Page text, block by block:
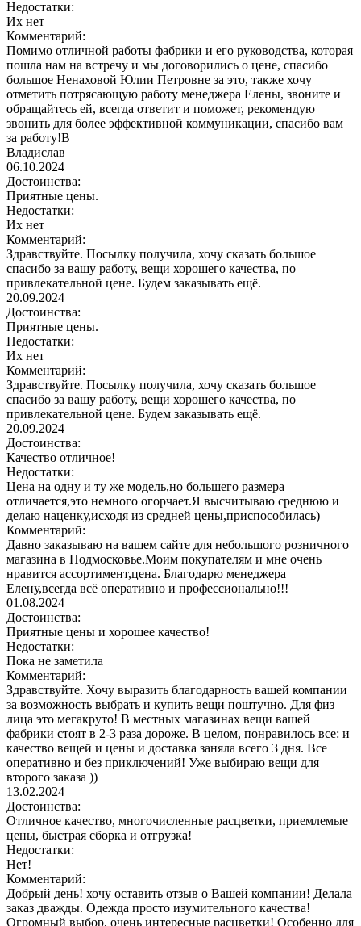
Недостатки:
Их нет
Комментарий:
Помимо отличной работы фабрики и его руководства, которая
пошла нам на встречу и мы договорились о цене, спасибо
большое Ненаховой Юлии Петровне за это, также хочу
отметить потрясающую работу менеджера Елены, звоните и
обращайтесь ей, всегда ответит и поможет, рекомендую
звонить для более эффективной коммуникации, спасибо вам
за работу!В
Владислав
06.10.2024
Достоинства:
Приятные цены.
Недостатки:
Их нет
Комментарий:
Здравствуйте. Посылку получила, хочу сказать большое
спасибо за вашу работу, вещи хорошего качества, по
привлекательной цене. Будем заказывать ещё.
20.09.2024
Достоинства:
Приятные цены.
Недостатки:
Их нет
Комментарий:
Здравствуйте. Посылку получила, хочу сказать большое
спасибо за вашу работу, вещи хорошего качества, по
привлекательной цене. Будем заказывать ещё.
20.09.2024
Достоинства:
Качество отличное!
Недостатки:
Цена на одну и ту же модель,но большего размера
отличается,это немного огорчает.Я высчитываю среднюю и
делаю наценку,исходя из средней цены,приспособилась)
Комментарий:
Давно заказываю на вашем сайте для небольшого розничного
магазина в Подмосковье.Моим покупателям и мне очень
нравится ассортимент,цена. Благодарю менеджера
Елену,всегда всё оперативно и профессионально!!!
01.08.2024
Достоинства:
Приятные цены и хорошее качество!
Недостатки:
Пока не заметила
Комментарий:
Здравствуйте. Хочу выразить благодарность вашей компании
за возможность выбрать и купить вещи поштучно. Для физ
лица это мегакруто! В местных магазинах вещи вашей
фабрики стоят в 2-3 раза дороже. В целом, понравилось все: и
качество вещей и цены и доставка заняла всего 3 дня. Все
оперативно и без приключений! Уже выбираю вещи для
второго заказа ))
13.02.2024
Достоинства:
Отличное качество, многочисленные расцветки, приемлемые
цены, быстрая сборка и отгрузка!
Недостатки:
Нет!
Комментарий:
Добрый день! хочу оставить отзыв о Вашей компании! Делала
заказ дважды. Одежда просто изумительного качества!
Огромный выбор, очень интересные расцветки! Особенно для